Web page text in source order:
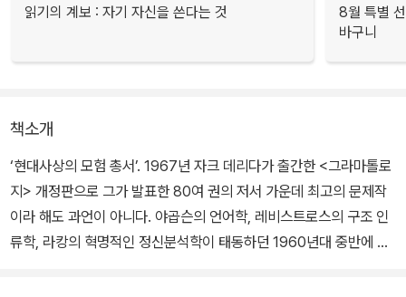
읽기의 계보 : 자기 자신을 쓴다는 것
8월 특별
바구니
책소개
‘현대사상의 모험 총서’. 1967년 자크 데리다가 출간한 <그라마톨로
지> 개정판으로 그가 발표한 80여 권의 저서 가운데 최고의 문제작
이라 해도 과언이 아니다. 야곱슨의 언어학, 레비스트로스의 구조 인
류학, 라캉의 혁명적인 정신분석학이 태동하던 1960년대 중반에 혜